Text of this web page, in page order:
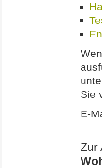
Sie
E-
Zur